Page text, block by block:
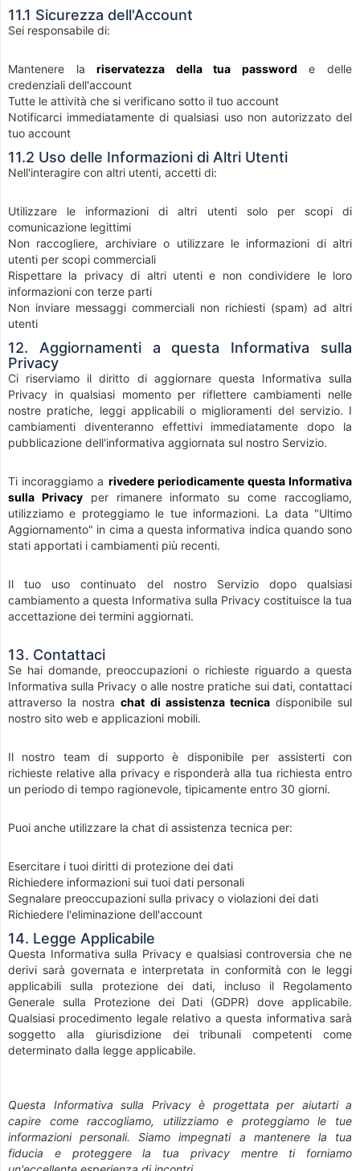
11.1 Sicurezza dell'Account
Sei responsabile di:
Mantenere lariservatezza della tua password e delle
credenziali dell'account
Tutte le attività che si verificano sotto il tuo account
Notificarci immediatamente di qualsiasi uso non autorizzato del
tuo account
11.2 Uso delle Informazioni di Altri Utenti
Nell'interagire con altri utenti, accetti di:
Utilizzare le informazioni di altri utenti solo per scopi di
comunicazione legittimi
Non raccogliere, archiviare o utilizzare le informazioni di altri
utenti per scopi commerciali
Rispettare la privacy di altri utenti e non condividere le loro
informazioni con terze parti
Non inviare messaggi commerciali non richiesti (spam) ad altri
utenti
12. Aggiornamenti a questa Informativa sulla
Privacy
Ci riserviamo il diritto di aggiornare questa Informativa sulla
Privacy in qualsiasi momento per riflettere cambiamenti nelle
nostre pratiche, leggi applicabili o miglioramenti del servizio. I
cambiamenti diventeranno effettivi immediatamente dopo la
pubblicazione dell'informativa aggiornata sul nostro Servizio.
Ti incoraggiamo a rivedere periodicamente questa Informativa
sulla Privacyper rimanere informato su come raccogliamo,
utilizziamo e proteggiamo le tue informazioni. La data "Ultimo
Aggiornamento" in cima a questa informativa indica quando sono
stati apportati i cambiamenti più recenti.
Il tuo uso continuato del nostro Servizio dopo qualsiasi
cambiamento a questa Informativa sulla Privacy costituisce la tua
accettazione dei termini aggiornati.
13. Contattaci
Se hai domande, preoccupazioni o richieste riguardo a questa
Informativa sulla Privacy o alle nostre pratiche sui dati, contattaci
attraverso la nostrachat di assistenza tecnicadisponibile sul
nostro sito web e applicazioni mobili.
Il nostro team di supporto è disponibile per assisterti con
richieste relative alla privacy e risponderà alla tua richiesta entro
un periodo di tempo ragionevole, tipicamente entro 30 giorni.
Puoi anche utilizzare la chat di assistenza tecnica per:
Esercitare i tuoi diritti di protezione dei dati
Richiedere informazioni sui tuoi dati personali
Segnalare preoccupazioni sulla privacy o violazioni dei dati
Richiedere l'eliminazione dell'account
14. Legge Applicabile
Questa Informativa sulla Privacy e qualsiasi controversia che ne
derivi sarà governata e interpretata in conformità con le leggi
applicabili sulla protezione dei dati, incluso il Regolamento
Generale sulla Protezione dei Dati (GDPR) dove applicabile.
Qualsiasi procedimento legale relativo a questa informativa sarà
soggetto alla giurisdizione dei tribunali competenti come
determinato dalla legge applicabile.
Questa Informativa sulla Privacy è progettata per aiutarti a
capire come raccogliamo, utilizziamo e proteggiamo le tue
informazioni personali. Siamo impegnati a mantenere la tua
fiducia e proteggere la tua privacy mentre ti forniamo